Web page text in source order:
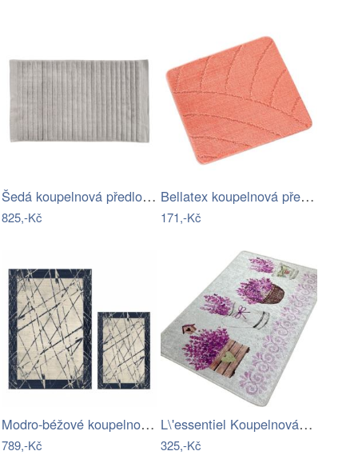
Šedá koupelnová předložka 50x80 cm Inu…
825,-Kč
Bellatex koupelnová předložka BANY…
171,-Kč
Modro-béžové koupelnové předložky v…
789,-Kč
L\'essentiel Koupelnová předložka…
325,-Kč